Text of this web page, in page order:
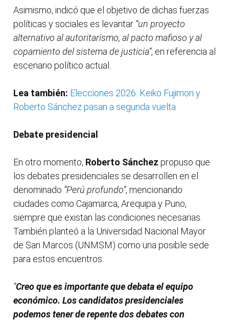
Asimismo, indicó que el objetivo de dichas fuerzas
políticas y sociales es levantar “un proyecto
alternativo al autoritarismo, al pacto mafioso y al
copamiento del sistema de justicia”, en referencia al
escenario político actual.
Lea también: Elecciones 2026: Keiko Fujimori y
Roberto Sánchez pasan a segunda vuelta
Debate presidencial
En otro momento, Roberto Sánchez propuso que
los debates presidenciales se desarrollen en el
denominado “Perú profundo”, mencionando
ciudades como Cajamarca, Arequipa y Puno,
siempre que existan las condiciones necesarias.
También planteó a la Universidad Nacional Mayor
de San Marcos (UNMSM) como una posible sede
para estos encuentros.
“Creo que es importante que debata el equipo
económico. Los candidatos presidenciales
podemos tener de repente dos debates con